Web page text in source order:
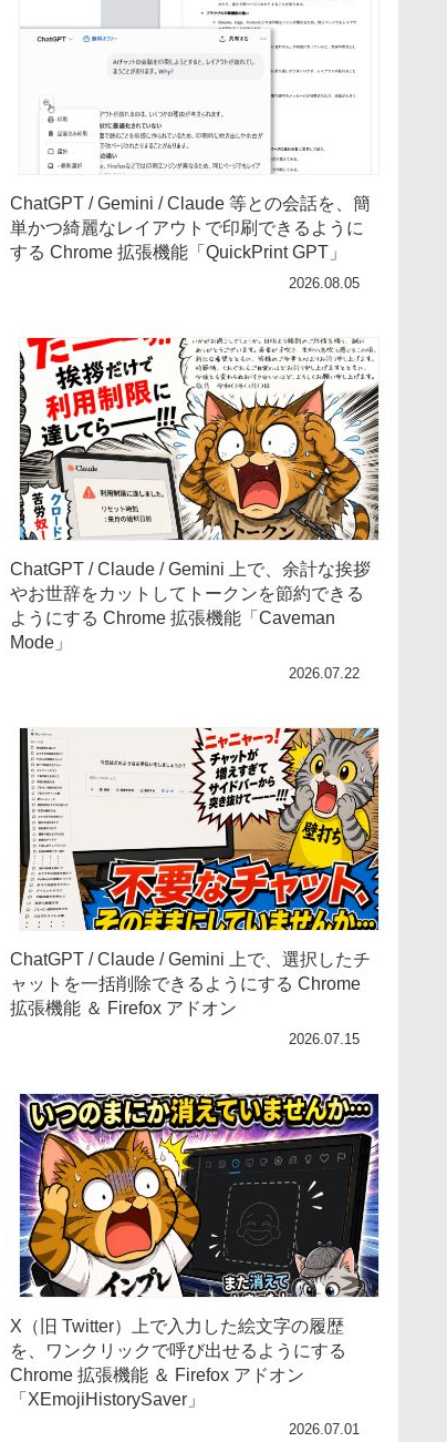
ChatGPT / Gemini / Claude 等との会話を、簡
単かつ綺麗なレイアウトで印刷できるように
する Chrome 拡張機能「QuickPrint GPT」
2026.08.05
ChatGPT / Claude / Gemini 上で、余計な挨拶
やお世辞をカットしてトークンを節約できる
ようにする Chrome 拡張機能「Caveman
Mode」
2026.07.22
ChatGPT / Claude / Gemini 上で、選択したチ
ャットを一括削除できるようにする Chrome
拡張機能 ＆ Firefox アドオン
2026.07.15
X（旧 Twitter）上で入力した絵文字の履歴
を、ワンクリックで呼び出せるようにする
Chrome 拡張機能 ＆ Firefox アドオン
「XEmojiHistorySaver」
2026.07.01